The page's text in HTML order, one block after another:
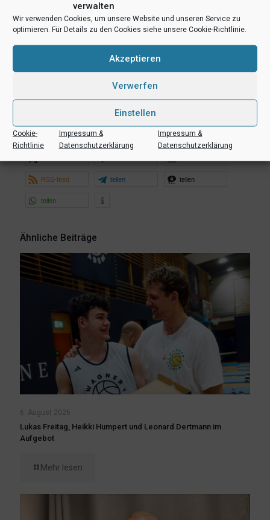
verwalten
Wir verwenden Cookies, um unsere Website und unseren Service zu
optimieren. Für Details zu den Cookies siehe unsere Cookie-Richtlinie.
Akzeptieren
Verwerfen
Einstellen
Cookie-
Richtlinie
Impressum &
Datenschutzerklärung
Impressum &
Datenschutzerklärung
RSS-feed teilen teilen
teilen
Ähnliche Beiträge
6. August 2026
Lukas Freitag, Heikki Humpert und Leonard Dertmann im
Aufgebot
Mehr lesen